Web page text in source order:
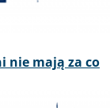
nie mają za co